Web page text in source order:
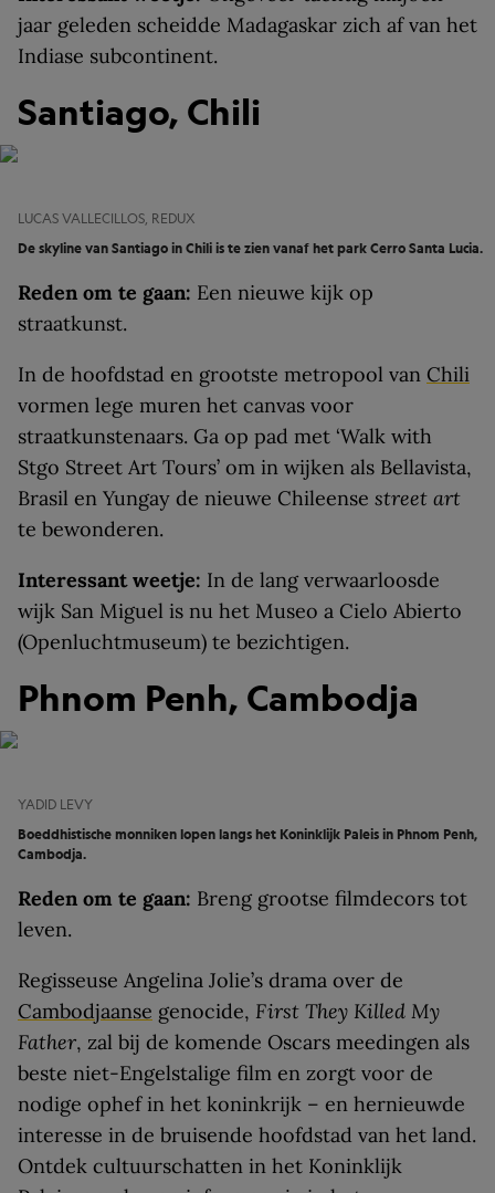
jaar geleden scheidde Madagaskar zich af van het
Indiase subcontinent.
Santiago, Chili
LUCAS VALLECILLOS, REDUX
De skyline van Santiago in Chili is te zien vanaf het park Cerro Santa Lucia.
Reden om te gaan: Een nieuwe kijk op
straatkunst.
In de hoofdstad en grootste metropool van Chili
vormen lege muren het canvas voor
straatkunstenaars. Ga op pad met ‘Walk with
Stgo Street Art Tours’ om in wijken als Bellavista,
Brasil en Yungay de nieuwe Chileense street art
te bewonderen.
Interessant weetje: In de lang verwaarloosde
wijk San Miguel is nu het Museo a Cielo Abierto
(Openluchtmuseum) te bezichtigen.
Phnom Penh, Cambodja
YADID LEVY
Boeddhistische monniken lopen langs het Koninklijk Paleis in Phnom Penh,
Cambodja.
Reden om te gaan: Breng grootse filmdecors tot
leven.
Regisseuse Angelina Jolie’s drama over de
Cambodjaanse genocide, First They Killed My
Father, zal bij de komende Oscars meedingen als
beste niet-Engelstalige film en zorgt voor de
nodige ophef in het koninkrijk – en hernieuwde
interesse in de bruisende hoofdstad van het land.
Ontdek cultuurschatten in het Koninklijk